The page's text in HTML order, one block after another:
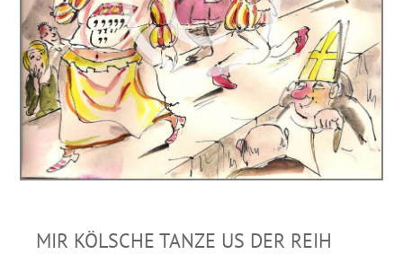
MIR KÖLSCHE TANZE US DER REIH